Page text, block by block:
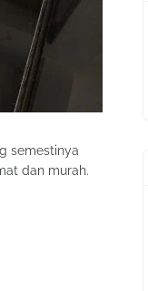
semestinya
dan murah.